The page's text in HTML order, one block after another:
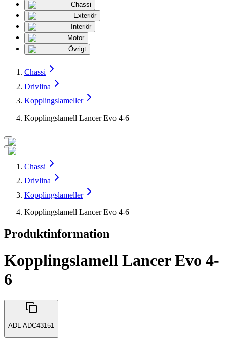
Chassi
Exteriör
Interiör
Motor
Övrigt
Chassi
Drivlina
Kopplingslameller
Kopplingslamell Lancer Evo 4-6
Chassi
Drivlina
Kopplingslameller
Kopplingslamell Lancer Evo 4-6
Produktinformation
Kopplingslamell Lancer Evo 4-
6
ADL-ADC43151